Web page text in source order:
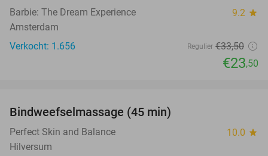
Barbie: The Dream Experience 9.2 star
Amsterdam
Verkocht: 1.656
Regulier €33,50
€23,50
Bindweefselmassage (45 min)
Perfect Skin and Balance 10.0 star
Hilversum